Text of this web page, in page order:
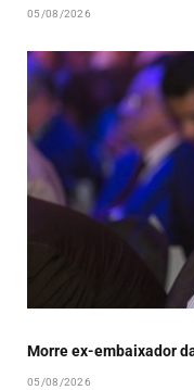
05/08/2026
Morre ex-embaixador
05/08/2026